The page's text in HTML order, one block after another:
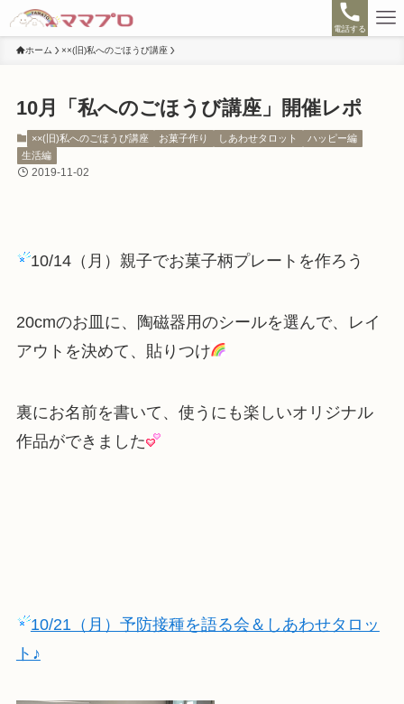
電話する
ホーム ××(旧)私へのごほうび講座
10月「私へのごほうび講座」開催レポ
××(旧)私へのごほうび講座 お菓子作り しあわせタロット
ハッピー編
生活編
2019-11-02
10/14（月）親子でお菓子柄プレートを作ろう
20cmのお皿に、陶磁器用のシールを選んで、レイ
アウトを決めて、貼りつけ
裏にお名前を書いて、使うにも楽しいオリジナル
作品ができました
10/21（月）予防接種を語る会＆しあわせタロッ
ト♪